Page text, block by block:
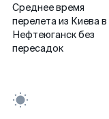
Среднее время
перелета из Киева в
Нефтеюганск без
пересадок